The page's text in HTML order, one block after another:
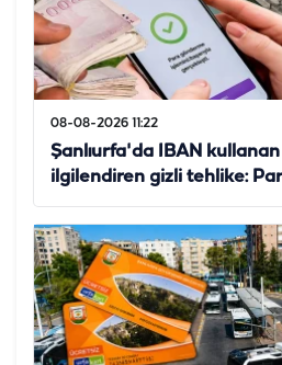
08-08-2026 11:22
Şanlıurfa'da IBAN
ilgilendiren gizli tehlike: